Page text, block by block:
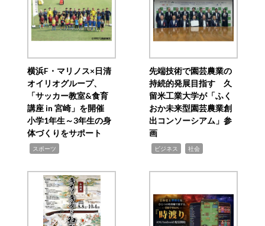
横浜F・マリノス×日清
オイリオグループ、
「サッカー教室&食育
講座 in 宮崎」を開催
小学1年生～3年生の身
体づくりをサポート
スポーツ
先端技術で園芸農業の
持続的発展目指す 久
留米工業大学が「ふく
おか未来型園芸農業創
出コンソーシアム」参
画
ビジネス 社会